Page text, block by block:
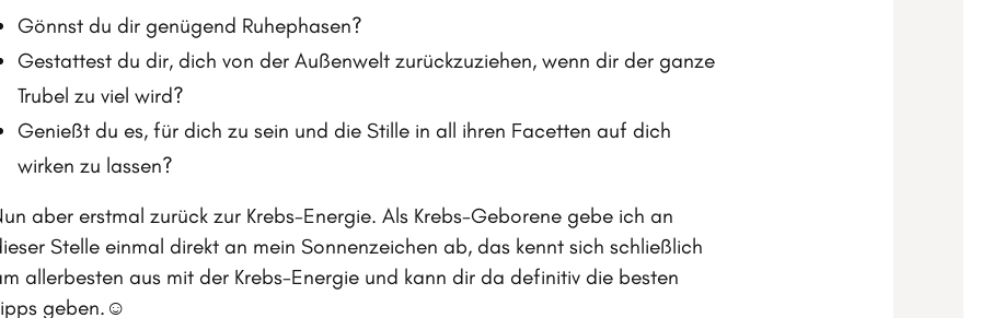
Gönnst du dir genügend Ruhephasen?
Gestattest du dir, dich von der Außenwelt zurückzuziehen, wenn dir der ganze
Trubel zu viel wird?
Genießt du es, für dich zu sein und die Stille in all ihren Facetten auf dich
wirken zu lassen?
aber erstmal zurück zur Krebs-Energie. Als Krebs-Geborene gebe ich an
Stelle einmal direkt an mein Sonnenzeichen ab, das kennt sich schließlich
allerbesten aus mit der Krebs-Energie und kann dir da definitiv die besten
geben.☺️